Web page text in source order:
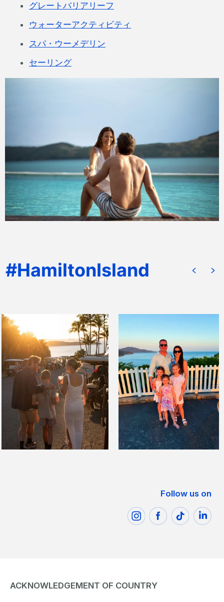
グレートバリアリーフ
ウォーターアクティビティ
スパ・ウーメデリン
セーリング
Follow us on
ACKNOWLEDGEMENT OF COUNTRY